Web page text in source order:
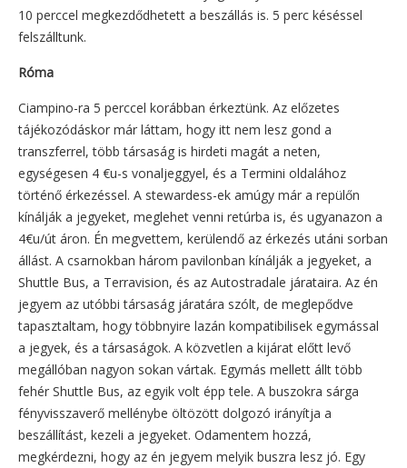
10 perccel megkezdődhetett a beszállás is. 5 perc késéssel
felszálltunk.
Róma
Ciampino-ra 5 perccel korábban érkeztünk. Az előzetes
tájékozódáskor már láttam, hogy itt nem lesz gond a
transzferrel, több társaság is hirdeti magát a neten,
egységesen 4 €u-s vonaljeggyel, és a Termini oldalához
történő érkezéssel. A stewardess-ek amúgy már a repülőn
kínálják a jegyeket, meglehet venni retúrba is, és ugyanazon a
4€u/út áron. Én megvettem, kerülendő az érkezés utáni sorban
állást. A csarnokban három pavilonban kínálják a jegyeket, a
Shuttle Bus, a Terravision, és az Autostradale járataira. Az én
jegyem az utóbbi társaság járatára szólt, de meglepődve
tapasztaltam, hogy többnyire lazán kompatibilisek egymással
a jegyek, és a társaságok. A közvetlen a kijárat előtt levő
megállóban nagyon sokan vártak. Egymás mellett állt több
fehér Shuttle Bus, az egyik volt épp tele. A buszokra sárga
fényvisszaverő mellénybe öltözött dolgozó irányítja a
beszállítást, kezeli a jegyeket. Odamentem hozzá,
megkérdezni, hogy az én jegyem melyik buszra lesz jó. Egy